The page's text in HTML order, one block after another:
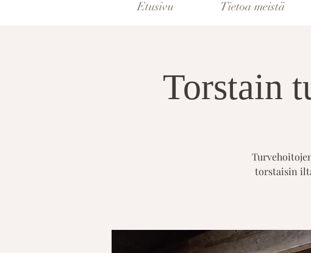
Etusivu Tietoa meistä
Torstain
torstaisin